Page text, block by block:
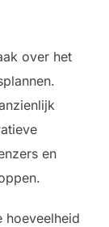
over het
en
hoeveelheid